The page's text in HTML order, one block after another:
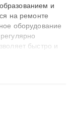
и
на ремонте
оборудование
быстро и
решают